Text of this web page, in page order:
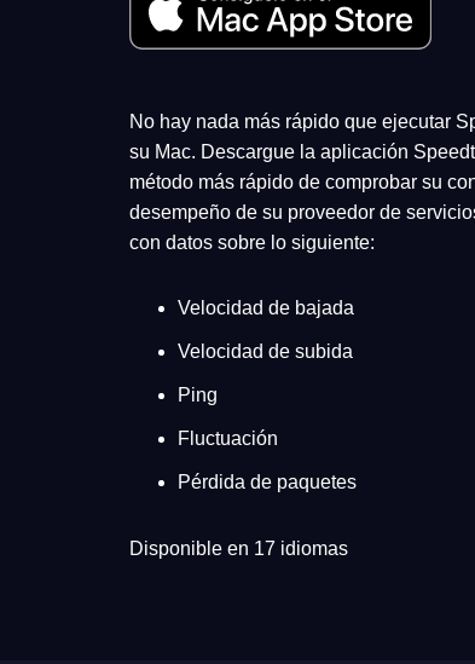
No hay nada más rápido que ejecutar
su Mac. Descargue la aplicación
método más rápido de comprobar su
desempeño de su proveedor de
con datos sobre lo siguiente:
Velocidad de bajada
Velocidad de subida
Ping
Fluctuación
Pérdida de paquetes
Disponible en 17 idiomas